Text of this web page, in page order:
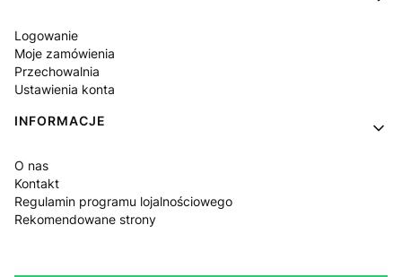
Logowanie
Moje zamówienia
Przechowalnia
Ustawienia konta
INFORMACJE
O nas
Kontakt
Regulamin programu lojalnościowego
Rekomendowane strony